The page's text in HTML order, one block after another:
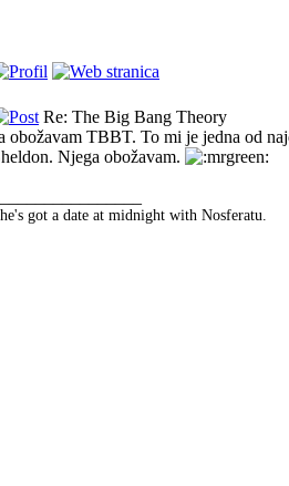
Re: The Big Bang Theory
obožavam TBBT. To mi je jedna od
Njega obožavam.
got a date at midnight with Nosferatu.